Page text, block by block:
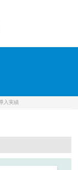
入実績